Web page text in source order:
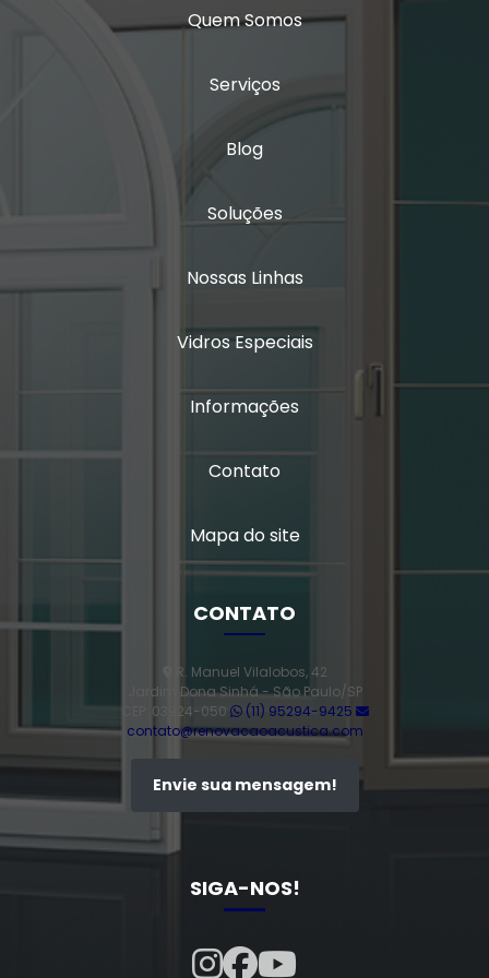
Quem Somos
Serviços
Blog
Soluções
Nossas Linhas
Vidros Especiais
Informações
Contato
Mapa do site
CONTATO
R. Manuel Vilalobos, 42
Jardim Dona Sinhá - São Paulo/SP
CEP: 03924-050
(11) 95294-9425
contato@renovacaoacustica.com
Envie sua mensagem!
SIGA-NOS!